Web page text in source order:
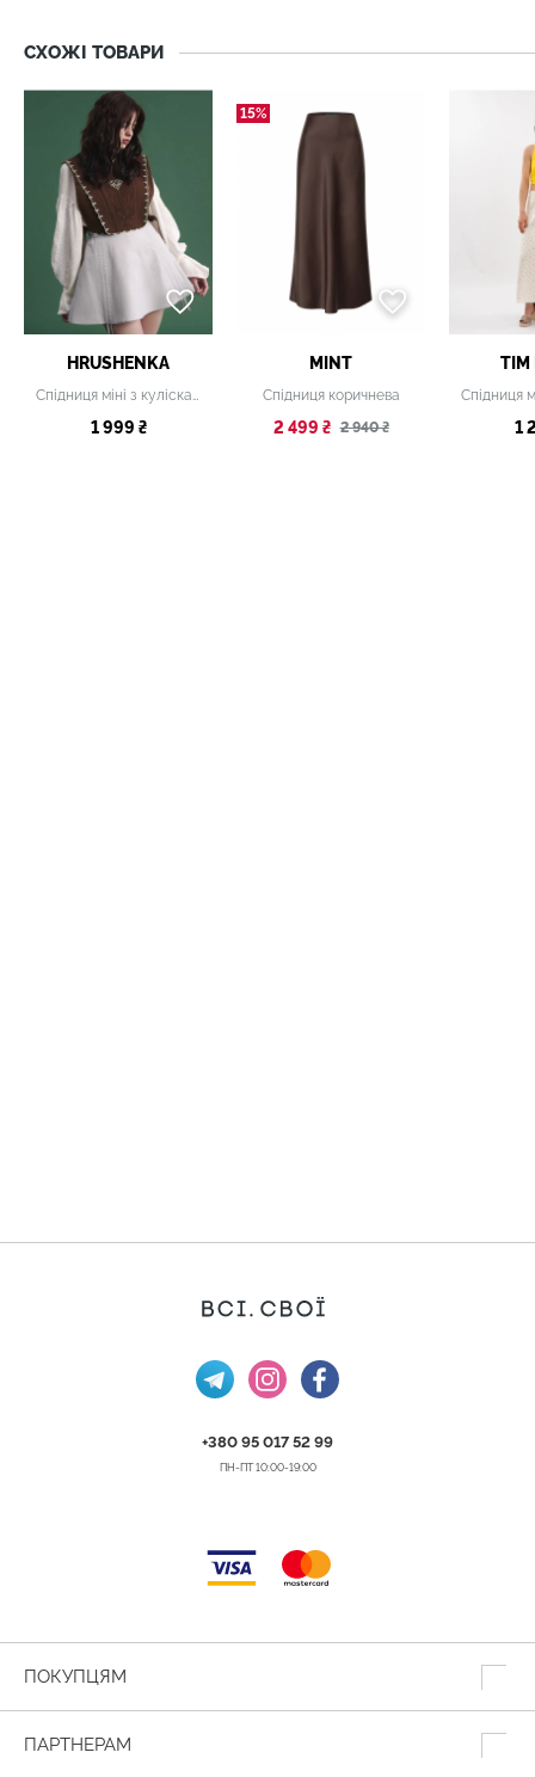
СХОЖІ ТОВАРИ
HRUSHENKA
Спідниця міні з кулісками сіра
1 999 ₴
15%
MINT
Спідниця коричнева
2 499 ₴ 2 940 ₴
TIM
1
+380 95 017 52 99
ПН-ПТ 10:00-19:00
ПОКУПЦЯМ
ПАРТНЕРАМ